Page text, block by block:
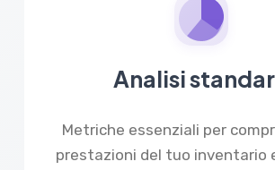
Analisi
Metriche essenziali per
prestazioni del tuo inventario